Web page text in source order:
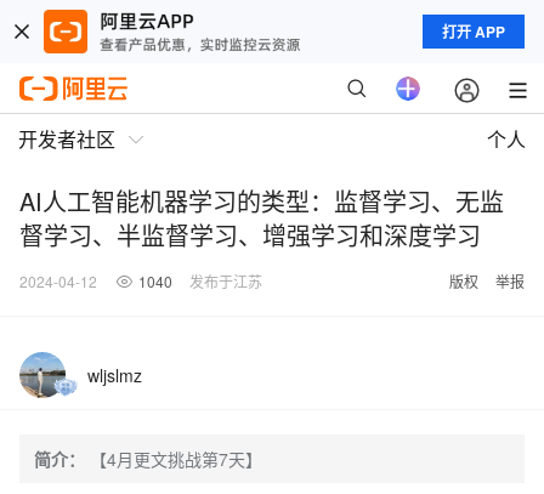
打开 APP
开发者社区 个人
AI人工智能机器学习的类型：监督学习、无监
督学习、半监督学习、增强学习和深度学习
2024-04-12 1040 发布于江苏 版权 举报
wljslmz
简介： 【4月更文挑战第7天】